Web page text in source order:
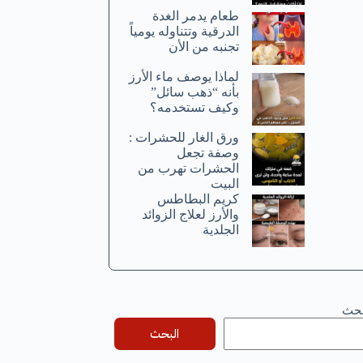
طعام يدمر الغدة
الدرقية وتتناوله يومياً
تجنبه من الأن
لماذا يوصف ماء الأرز
بأنه “ذهب سائل”
وكيف تستخدمه؟
ورق الغار للحشرات :
وصفة تجعل
الحشرات تهرب من
البيت
كريم البطاطس
والأرز لعلاج الزوائد
الجلدية
البحث